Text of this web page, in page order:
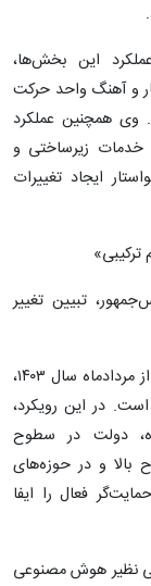
این بخش‌ها،
و آهنگ واحد حرکت
وی همچنین عملکرد
خدمات زیرساختی و
ایجاد تغییرات
تبیین تغییر
وی با مقایسه مدل‌های مختلف جهانی، اعلام کرد که از مردادماه سال ۱۴۰۳،
در این رویکرد،
دولت در سطوح
بالا و در حوزه‌های
فعال را ایفا
نظیر هوش مصنوعی